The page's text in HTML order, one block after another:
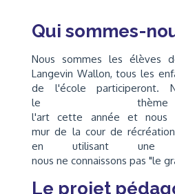
Qui sommes-
Nous sommes les élèves
Langevin Wallon, tous les
de l'école participeront.
le
l'art cette année et nous
mur de la cour de
en utilisant une
nous ne connaissons pas "le
Le projet